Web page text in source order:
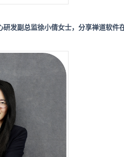
发副总监徐小倩女士，分享禅道软件